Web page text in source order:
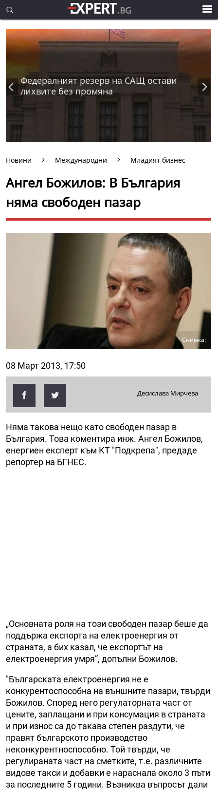
Федералният резерв на САЩ остави
лихвите без промяна
Новини Международни Младият бизнес
Ангел Божилов: В България
няма свободен пазар
Снимка:
08 Март 2013, 17:50
Десислава Мирчева
Няма такова нещо като свободен пазар в
България. Това коментира инж. Ангел Божилов,
енергиен експерт към КТ "Подкрепа", предаде
репортер на БГНЕС.
„Основната роля на този свободен пазар беше да
поддържа експорта на електроенергия от
страната, а бих казал, че експортът на
електроенергия умря”, допълни Божилов.
"Българската електроенергия не е
конкурентоспособна на външните пазари, твърди
Божилов. Според него регулаторната част от
цените, заплащани и при консумация в страната
и при износ са до такава степен раздути, че
правят българското производство
неконкурентноспособно. Той твърди, че
регулираната част на сметките, т.е. различните
видове такси и добавки е нараснала около 3 пъти
за последните 5 години. Възниква въпросът дали